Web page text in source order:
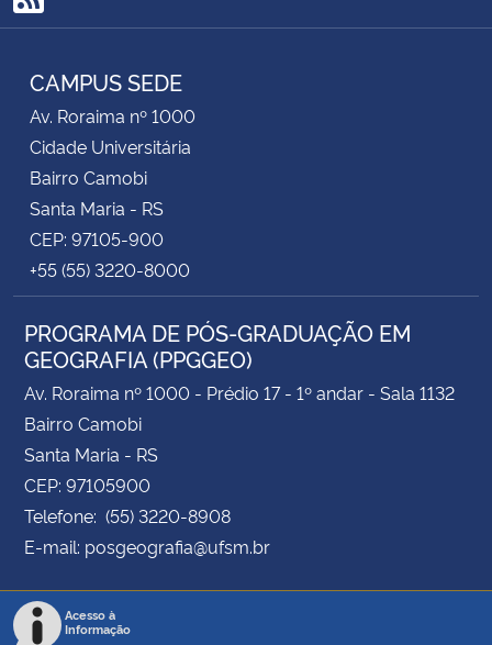
RSS
CAMPUS SEDE
Av. Roraima nº 1000
Cidade Universitária
Bairro Camobi
Santa Maria - RS
CEP: 97105-900
+55 (55) 3220-8000
PROGRAMA DE PÓS-GRADUAÇÃO EM
GEOGRAFIA (PPGGEO)
Av. Roraima nº 1000 - Prédio 17 - 1º andar - Sala 1132
Bairro Camobi
Santa Maria - RS
CEP: 97105900
Telefone: (55) 3220-8908
E-mail: posgeografia@ufsm.br
Acesso à
Informação